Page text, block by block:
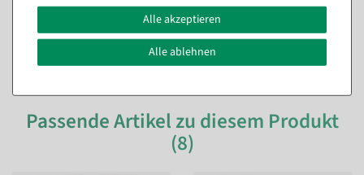
Fragen zum Artikel
Passende Artikel zu diesem Produkt
(8)
Alle akzeptieren
Alle ablehnen